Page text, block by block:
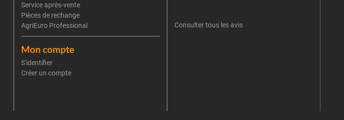
Service après-vente
Pièces de rechange
AgriEuro Professional
Mon compte
S'identifier
Créer un compte
Consulter tous les avis